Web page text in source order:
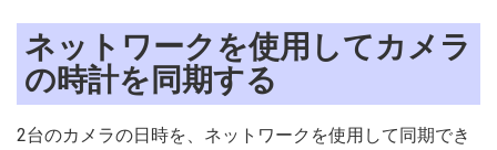
ネットワークを使用してカメラ
の時計を同期する
2台のカメラの日時を、ネットワークを使用して同期でき